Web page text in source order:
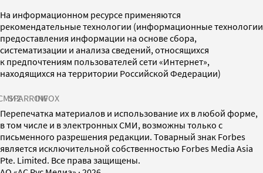
На информационном ресурсе применяются
рекомендательные технологии (информационные технологии
предоставления информации на основе сбора,
систематизации и анализа сведений, относящихся
к предпочтениям пользователей сети «Интернет»,
находящихся на территории Российской Федерации)
SPARROWINFOX
Перепечатка материалов и использование их в любой форме,
в том числе и в электронных СМИ, возможны только с
письменного разрешения редакции. Товарный знак Forbes
является исключительной собственностью Forbes Media Asia
Pte. Limited. Все права защищены.